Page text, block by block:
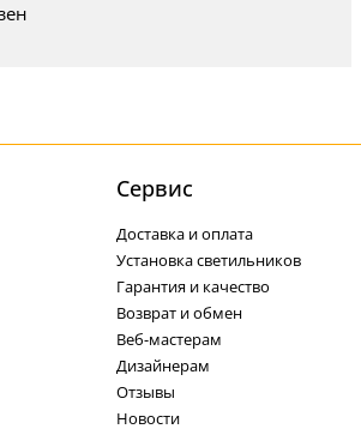
Cервис
Доставка и оплата
Установка светильников
Гарантия и качество
Возврат и обмен
Веб-мастерам
Дизайнерам
Отзывы
Новости